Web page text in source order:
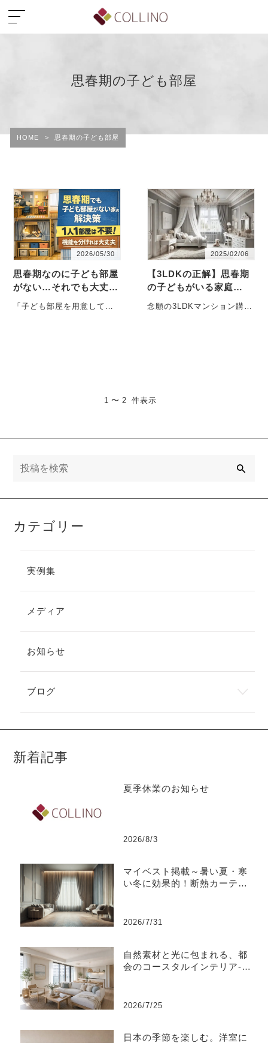
思春期の子ども部屋
HOME > 思春期の子ども部屋
2026/05/30
思春期なのに子ども部屋
がない…それでも大丈夫
な家のつくり方
「子ども部屋を用意してあ
2025/02/06
【3LDKの正解】思春期
の子どもがいる家庭
の“後悔しない部屋割
り”とは？
念願の3LDKマンション購
1 〜 2 件表示
カテゴリー
実例集
メディア
お知らせ
ブログ
新着記事
夏季休業のお知らせ
2026/8/3
マイベスト掲載～暑い夏・寒
い冬に効果的！断熱カーテン
2026/7/31
自然素材と光に包まれる、都
会のコースタルインテリア-江
2026/7/25
日本の季節を楽しむ。洋室に